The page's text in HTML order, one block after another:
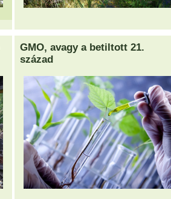
GMO, avagy a betiltott 21.
század